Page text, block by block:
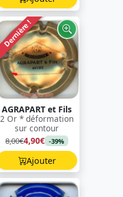
Dernière !
AGRAPART et Fils
2 Or * déformation
sur contour
8,00€4,90€ -39%
Ajouter